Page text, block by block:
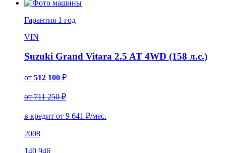
Гарантия 1 год
VIN
Suzuki Grand Vitara 2.5 AT 4WD (158 л.с.)
от 512 100 ₽
от 711 250 ₽
в кредит от 9 641 ₽/мес.
2008
140 946